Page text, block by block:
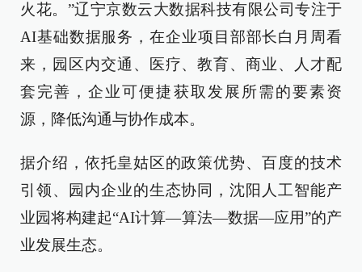
火花。”辽宁京数云大数据科技有限公司专注于
AI基础数据服务，在企业项目部部长白月周看
来，园区内交通、医疗、教育、商业、人才配
套完善，企业可便捷获取发展所需的要素资
源，降低沟通与协作成本。
据介绍，依托皇姑区的政策优势、百度的技术
引领、园内企业的生态协同，沈阳人工智能产
业园将构建起“AI计算—算法—数据—应用”的产
业发展生态。